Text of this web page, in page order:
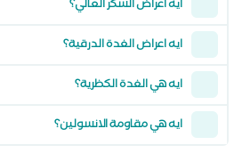
ايه اعراض السكر العالي؟
ايه اعراض الغدة الدرقية؟
ايه هي الغدة الكظرية؟
ايه هي مقاومة الانسولين؟